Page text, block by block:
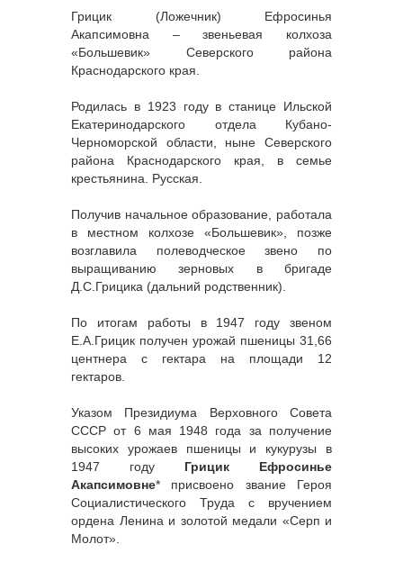
Грицик (Ложечник) Ефросинья
Акапсимовна – звеньевая колхоза
«Большевик» Северского района
Краснодарского края.
Родилась в 1923 году в станице Ильской
Екатеринодарского отдела Кубано-
Черноморской области, ныне Северского
района Краснодарского края, в семье
крестьянина. Русская.
Получив начальное образование, работала
в местном колхозе «Большевик», позже
возглавила полеводческое звено по
выращиванию зерновых в бригаде
Д.С.Грицика (дальний родственник).
По итогам работы в 1947 году звеном
Е.А.Грицик получен урожай пшеницы 31,66
центнера с гектара на площади 12
гектаров.
Указом Президиума Верховного Совета
СССР от 6 мая 1948 года за получение
высоких урожаев пшеницы и кукурузы в
1947 году Грицик Ефросинье
Акапсимовне* присвоено звание Героя
Социалистического Труда с вручением
ордена Ленина и золотой медали «Серп и
Молот».